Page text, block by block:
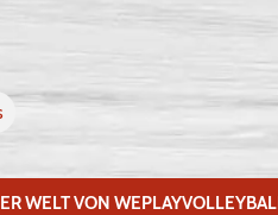
WELT VON